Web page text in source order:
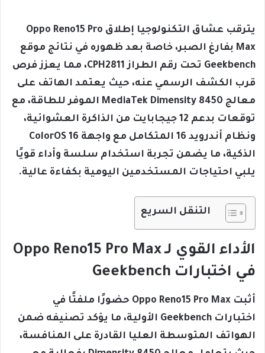
يترقب عشاق التكنولوجيا إطلاق Oppo Reno15 Pro
Max بفارغ الصبر، خاصة بعد ظهوره في نتائج موقع
Geekbench تحت رقم الطراز CPH2811، مما يعزز فرص
قرب الكشف الرسمي عنه، حيث يعتمد الهاتف على
معالج MediaTek Dimensity 8450 الموفر للطاقة، مع
توقعات بدعم 12 جيجابايت من الذاكرة العشوائية،
ونظام أندرويد 16 المتكامل مع واجهة ColorOS 16
الذكية، ما يضمن تجربة استخدام سلسة وأداء قويًا
يلبي احتياجات المستخدمين اليومية بكفاءة عالية.
التنقل السريع
الأداء القوي لـ Oppo Reno15 Pro Max
في اختبارات Geekbench
أثبت Oppo Reno15 Pro Max حضورًا ملفتًا في
اختبارات Geekbench الأولية، ما يؤكد تصنيفه ضمن
الهواتف المتوسطة العليا القادرة على المنافسة،